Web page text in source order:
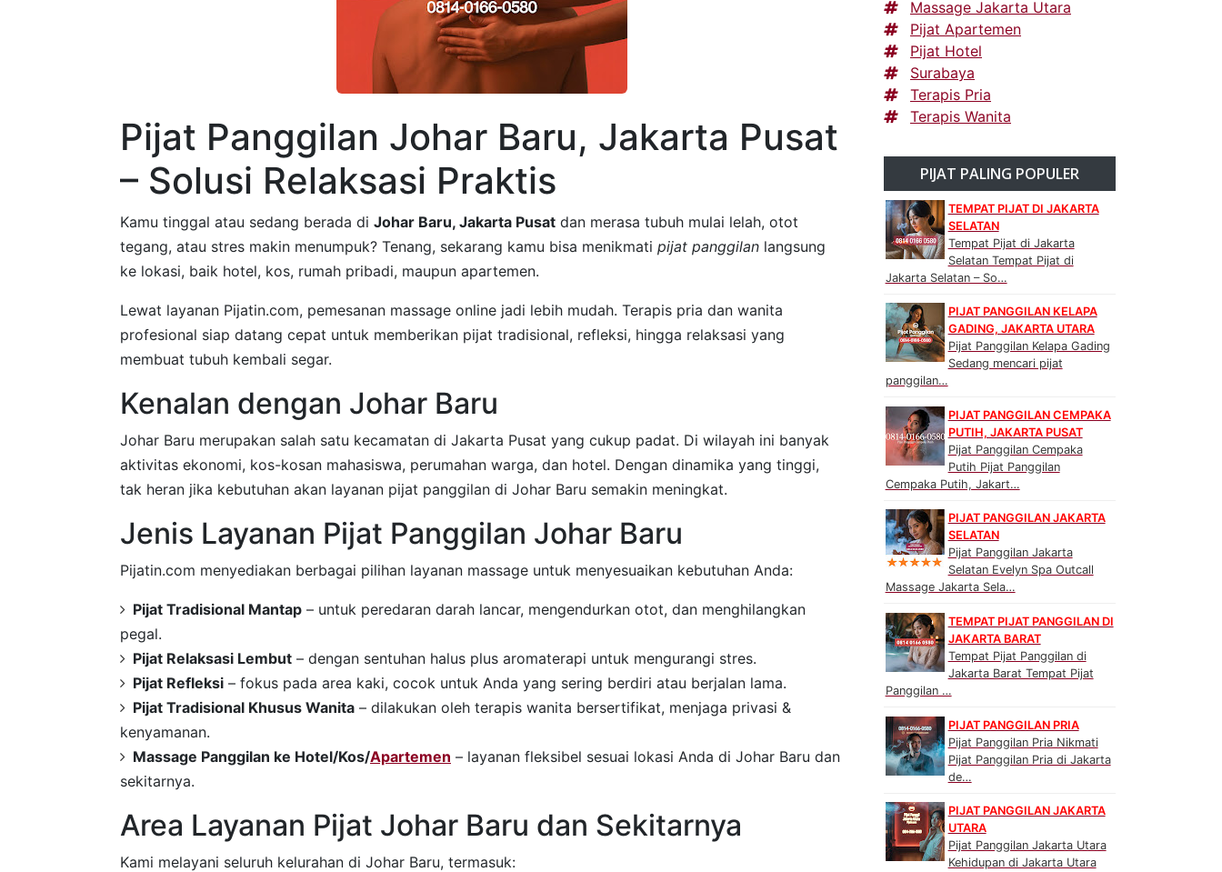
Pijat Panggilan Johar Baru, Jakarta Pusat
– Solusi Relaksasi Praktis
Kamu tinggal atau sedang berada di Johar Baru, Jakarta Pusat dan merasa tubuh mulai lelah, otot
tegang, atau stres makin menumpuk? Tenang, sekarang kamu bisa menikmati pijat panggilan langsung
ke lokasi, baik hotel, kos, rumah pribadi, maupun apartemen.
Lewat layanan Pijatin.com, pemesanan massage online jadi lebih mudah. Terapis pria dan wanita
profesional siap datang cepat untuk memberikan pijat tradisional, refleksi, hingga relaksasi yang
membuat tubuh kembali segar.
Kenalan dengan Johar Baru
Johar Baru merupakan salah satu kecamatan di Jakarta Pusat yang cukup padat. Di wilayah ini banyak
aktivitas ekonomi, kos-kosan mahasiswa, perumahan warga, dan hotel. Dengan dinamika yang tinggi,
tak heran jika kebutuhan akan layanan pijat panggilan di Johar Baru semakin meningkat.
Jenis Layanan Pijat Panggilan Johar Baru
Pijatin.com menyediakan berbagai pilihan layanan massage untuk menyesuaikan kebutuhan Anda:
Pijat Tradisional Mantap – untuk peredaran darah lancar, mengendurkan otot, dan menghilangkan
pegal.
Pijat Relaksasi Lembut – dengan sentuhan halus plus aromaterapi untuk mengurangi stres.
Pijat Refleksi – fokus pada area kaki, cocok untuk Anda yang sering berdiri atau berjalan lama.
Pijat Tradisional Khusus Wanita – dilakukan oleh terapis wanita bersertifikat, menjaga privasi &
kenyamanan.
Massage Panggilan ke Hotel/Kos/Apartemen – layanan fleksibel sesuai lokasi Anda di Johar Baru dan
sekitarnya.
Area Layanan Pijat Johar Baru dan Sekitarnya
Kami melayani seluruh kelurahan di Johar Baru, termasuk:
Massage Jakarta Utara
Pijat Apartemen
Pijat Hotel
Surabaya
Terapis Pria
Terapis Wanita
PIJAT PALING POPULER
TEMPAT PIJAT DI JAKARTA
SELATAN
Tempat Pijat di Jakarta
Selatan Tempat Pijat di
Jakarta Selatan – So…
PIJAT PANGGILAN KELAPA
GADING, JAKARTA UTARA
Pijat Panggilan Kelapa Gading
Sedang mencari pijat
panggilan…
PIJAT PANGGILAN CEMPAKA
PUTIH, JAKARTA PUSAT
Pijat Panggilan Cempaka
Putih Pijat Panggilan
Cempaka Putih, Jakart…
PIJAT PANGGILAN JAKARTA
SELATAN
Pijat Panggilan Jakarta
Selatan Evelyn Spa Outcall
Massage Jakarta Sela…
TEMPAT PIJAT PANGGILAN DI
JAKARTA BARAT
Tempat Pijat Panggilan di
Jakarta Barat Tempat Pijat
Panggilan …
PIJAT PANGGILAN PRIA
Pijat Panggilan Pria Nikmati
Pijat Panggilan Pria di Jakarta
de…
PIJAT PANGGILAN JAKARTA
UTARA
Pijat Panggilan Jakarta Utara
Kehidupan di Jakarta Utara